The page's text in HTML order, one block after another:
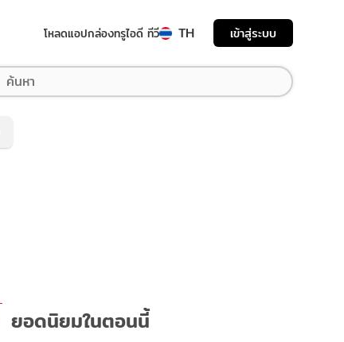
โหลดแอปกล่องทรูไอดี ทีวี TH เข้าสู่ระบบ
ยอดนิยมในตอนนี้